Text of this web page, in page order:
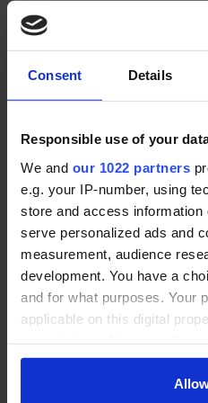
Consent Details
Responsible use of your
We and our 1022 partners
e.g. your IP-number, using
store and access
serve personalized ads and
measurement, audience
development. You have a
and for what purposes. Your
applicable on this digital
any time from the Cookie
Nachname *
E-Mail (Sie bekommen
Ich bin Kunde/
stimme den
BEWERTUNG ABGEBEN
Angebots-Service